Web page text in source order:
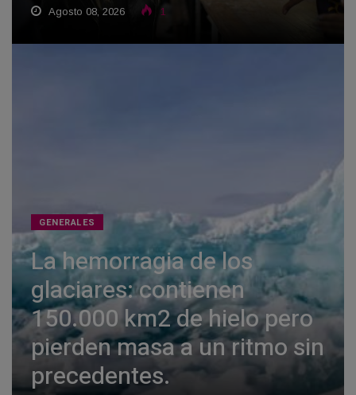
Agosto 08, 2026 1
GENERALES
La hemorragia de los
glaciares: contienen
150.000 km2 de hielo pero
pierden masa a un ritmo sin
precedentes.